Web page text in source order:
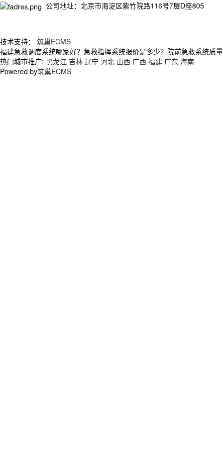
公司地址：北京市海淀区紫竹院路116号7层D座805
技术支持： 筑巢ECMS
福建急救调度系统哪家好？急救指挥系统报价是多少？院前急救系统
热门城市推广: 黑龙江 吉林 辽宁 河北 山西 广西 福建 广东 海南
Powered by筑巢ECMS